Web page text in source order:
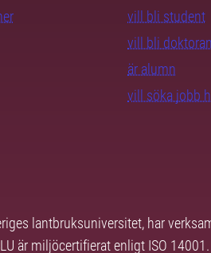
vill bli student
vill bli
är alumn
vill söka jobb
lantbruksuniversitet, har
är miljöcertifierat enligt ISO